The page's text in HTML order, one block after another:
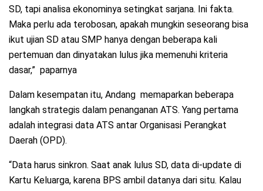
SD, tapi analisa ekonominya setingkat sarjana. Ini fakta.
Maka perlu ada terobosan, apakah mungkin seseorang bisa
ikut ujian SD atau SMP hanya dengan beberapa kali
pertemuan dan dinyatakan lulus jika memenuhi kriteria
dasar,” paparnya
Dalam kesempatan itu, Andang memaparkan beberapa
langkah strategis dalam penanganan ATS. Yang pertama
adalah integrasi data ATS antar Organisasi Perangkat
Daerah (OPD).
“Data harus sinkron. Saat anak lulus SD, data di-update di
Kartu Keluarga, karena BPS ambil datanya dari situ. Kalau